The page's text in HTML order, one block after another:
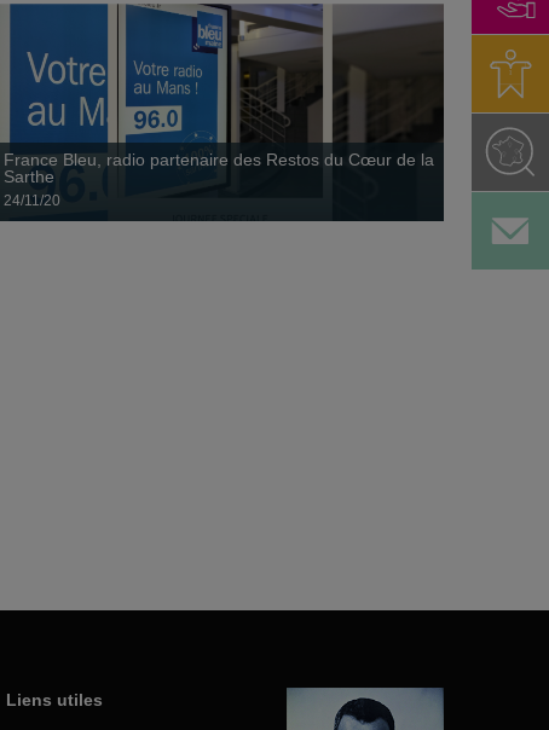
France Bleu, radio partenaire des Restos du Cœur de la
Sarthe
24/11/20
Liens utiles